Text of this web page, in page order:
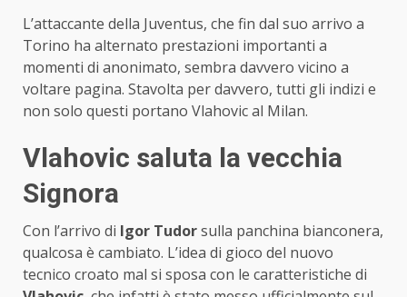
L’attaccante della Juventus, che fin dal suo arrivo a
Torino ha alternato prestazioni importanti a
momenti di anonimato, sembra davvero vicino a
voltare pagina. Stavolta per davvero, tutti gli indizi e
non solo questi portano Vlahovic al Milan.
Vlahovic saluta la vecchia
Signora
Con l’arrivo di Igor Tudorsulla panchina bianconera,
qualcosa è cambiato. L’idea di gioco del nuovo
tecnico croato mal si sposa con le caratteristiche di